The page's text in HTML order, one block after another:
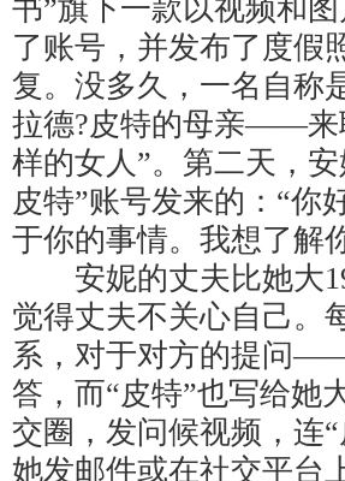
书”旗下一款以视频和
了账号，并发布了度假
复。没多久，一名自
拉德?皮特的母亲——来
样的女人”。第二天，
皮特”账号发来的：“你
于你的事情。我想了
安妮的丈夫比她大19
觉得丈夫不关心自己。
系，对于对方的提问
答，而“皮特”也写给她
交圈，发问候视频，连
她发邮件或在社交平台